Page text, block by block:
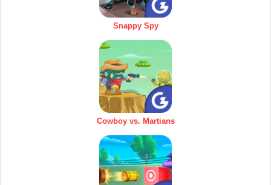
Snappy Spy
Cowboy vs. Martians